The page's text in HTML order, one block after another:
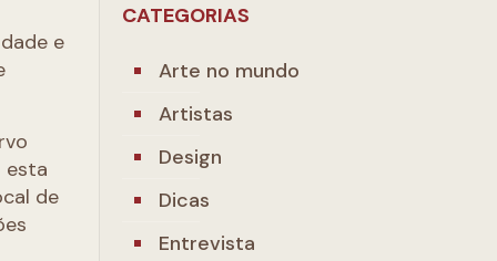
e
esta
de
CATEGORIAS
Arte no mundo
Artistas
Design
Dicas
Entrevista